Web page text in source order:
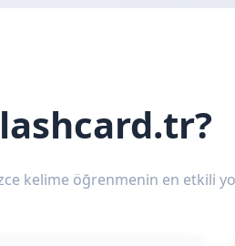
kelime öğrenmenin en etkili